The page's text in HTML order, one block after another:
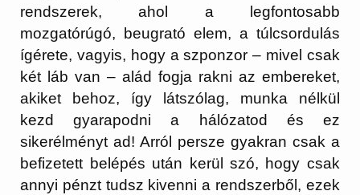
rendszerek, ahol a legfontosabb
mozgatórúgó, beugrató elem, a túlcsordulás
ígérete, vagyis, hogy a szponzor – mivel csak
két láb van – alád fogja rakni az embereket,
akiket behoz, így látszólag, munka nélkül
kezd gyarapodni a hálózatod és ez
sikerélményt ad! Arról persze gyakran csak a
befizetett belépés után kerül szó, hogy csak
annyi pénzt tudsz kivenni a rendszerből, ezek